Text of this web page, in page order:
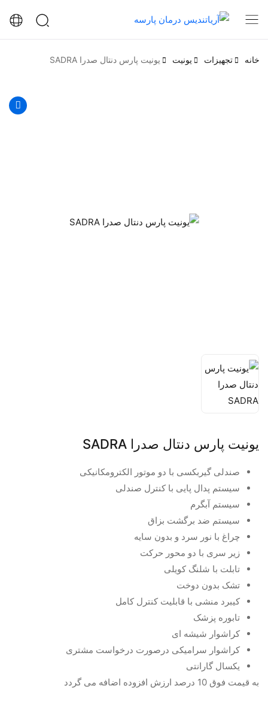
خانه تجهیزات یونیت یونیت پارس دنتال صدرا SADRA
یونیت پارس دنتال صدرا SADRA
صندلی گیربکسی با دو موتور الکترومکانیکی
سیستم پدال پایی با کنترل صندلی
سیستم آبگرم
سیستم ضد برگشت بزاق
چراغ با نور سرد و بدون سایه
زیر سری با دو محور حرکت
تابلت با شلنگ کویلی
تشک بدون دوخت
کیبرد منشی با قابلیت کنترل کامل
تابوره پزشک
کراشوار شیشه ای
کراشوار سرامیکی درصورت درخواست مشتری
یکسال گارانتی
به قیمت فوق 10 درصد ارزش افزوده اضافه می گردد